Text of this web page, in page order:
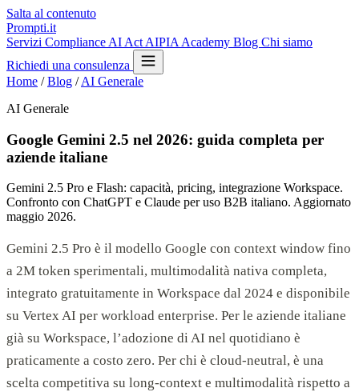
Salta al contenuto
Prompti.it
Servizi Compliance AI Act AIPIA Academy Blog Chi siamo
Richiedi una consulenza
Home / Blog / AI Generale
AI Generale
Google Gemini 2.5 nel 2026: guida completa per
aziende italiane
Gemini 2.5 Pro e Flash: capacità, pricing, integrazione Workspace.
Confronto con ChatGPT e Claude per uso B2B italiano. Aggiornato
maggio 2026.
Gemini 2.5 Pro è il modello Google con context window fino
a 2M token sperimentali, multimodalità nativa completa,
integrato gratuitamente in Workspace dal 2024 e disponibile
su Vertex AI per workload enterprise. Per le aziende italiane
già su Workspace, l’adozione di AI nel quotidiano è
praticamente a costo zero. Per chi è cloud-neutral, è una
scelta competitiva su long-context e multimodalità rispetto a